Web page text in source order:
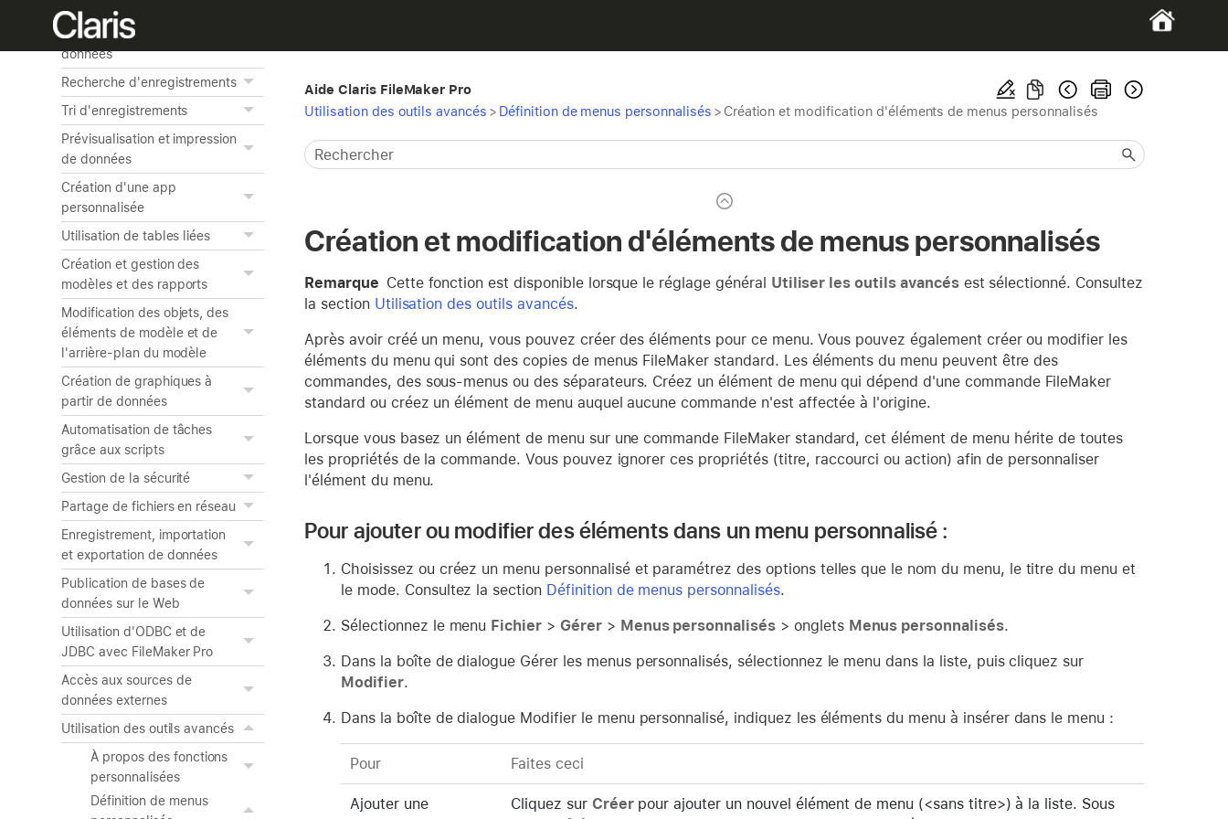
Ajout et affichage de
données
Recherche d'enregistrements
Tri d'enregistrements
Prévisualisation et impression
de données
Création d'une app
personnalisée
Utilisation de tables liées
Création et gestion des
modèles et des rapports
Modification des objets, des
éléments de modèle et de
l'arrière-plan du modèle
Création de graphiques à
partir de données
Automatisation de tâches
grâce aux scripts
Gestion de la sécurité
Partage de fichiers en réseau
Enregistrement, importation
et exportation de données
Publication de bases de
données sur le Web
Utilisation d'ODBC et de
JDBC avec FileMaker Pro
Accès aux sources de
données externes
Utilisation des outils avancés
À propos des fonctions
personnalisées
Définition de menus
Aide Claris FileMaker Pro
Utilisation des outils avancés > Définition de menus personnalisés > Création et modification d'éléments de menus personnalisés
Création et modification d'éléments de menus personnalisés
Remarque Cette fonction est disponible lorsque le réglage général Utiliser les outils avancésest sélectionné. Consultez
la section Utilisation des outils avancés.
Après avoir créé un menu, vous pouvez créer des éléments pour ce menu. Vous pouvez également créer ou modifier les
éléments du menu qui sont des copies de menus FileMaker standard. Les éléments du menu peuvent être des
commandes, des sous-menus ou des séparateurs. Créez un élément de menu qui dépend d'une commande FileMaker
standard ou créez un élément de menu auquel aucune commande n'est affectée à l'origine.
Lorsque vous basez un élément de menu sur une commande FileMaker standard, cet élément de menu hérite de toutes
les propriétés de la commande. Vous pouvez ignorer ces propriétés (titre, raccourci ou action) afin de personnaliser
l'élément du menu.
Pour ajouter ou modifier des éléments dans un menu personnalisé :
Choisissez ou créez un menu personnalisé et paramétrez des options telles que le nom du menu, le titre du menu et
le mode. Consultez la section Définition de menus personnalisés.
Sélectionnez le menu Fichier > Gérer> Menus personnalisés > onglets Menus personnalisés.
Dans la boîte de dialogue Gérer les menus personnalisés, sélectionnez le menu dans la liste, puis cliquez sur
Modifier.
Dans la boîte de dialogue Modifier le menu personnalisé, indiquez les éléments du menu à insérer dans le menu :
Pour Faites ceci
Ajouter une
Cliquez sur Créerpour ajouter un nouvel élément de menu (<sans titre>) à la liste. Sous